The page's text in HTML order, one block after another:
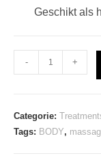
Geschikt als
Treatments
Ceylon
MASSAGE
- +
Categorie:
Tags: BODY,